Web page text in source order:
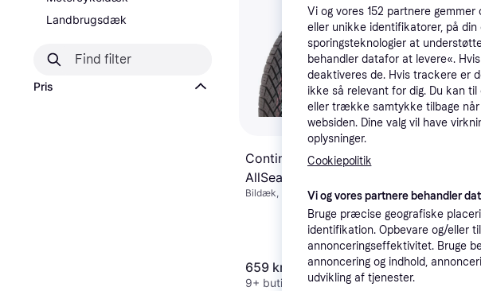
Landbrugsdæk
Pris
Continental
AllSeasonContact 2
185/65 R15 92T XL
Bildæk, Helårsdæk, Pigfri dæk,
Personbil, Størrelsesforhold 65 %,
Hastighedsindeks T (190 km/t)
659 kr.
9+ butikker
205/55
Bildæk,
724 kr.
Vi og vores 152 partnere gemmer
eller unikke identifikatorer, på
sporingsteknologier at
behandler datafor at levere«.
deaktiveres de. Hvis trackere er
ikke så relevant for dig. Du kan
eller trække samtykke tilbage
websiden. Dine valg vil have
oplysninger.
Cookiepolitik
Vi og vores partnere behandler
Bruge præcise geografiske
identifikation. Opbevare og/eller
annonceringseffektivitet. Bruge
annoncering og indhold,
udvikling af tjenester.